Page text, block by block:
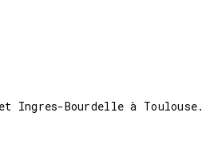
Ingres-Bourdelle à Toulouse.